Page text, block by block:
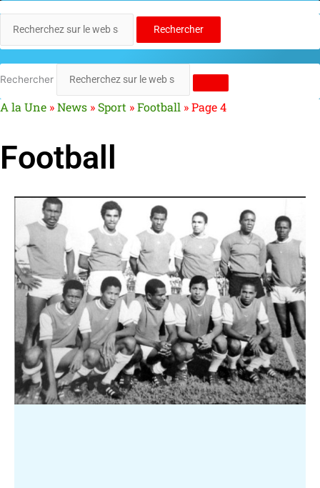
Rechercher
Rechercher
A la Une »News »Sport »Football »Page 4
Football